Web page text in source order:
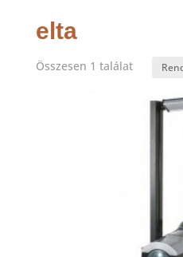
elta
Összesen 1 találat